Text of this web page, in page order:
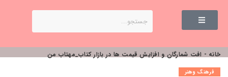
خانه - افت شمارگان و افزایش قیمت ها در بازار کتاب_مهتاب من
فرهنگ وهنر